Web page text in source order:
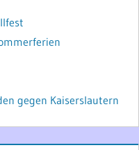
gegen Kaiserslautern